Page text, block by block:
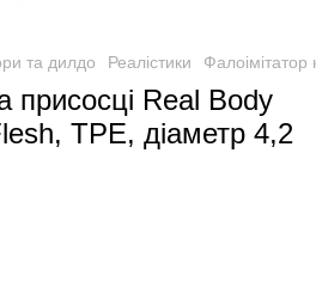
та дилдо Реалістики
присосці Real Body
TPE, діаметр 4,2